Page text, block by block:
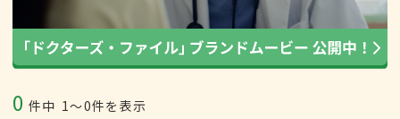
0 件中 1〜0件を表示